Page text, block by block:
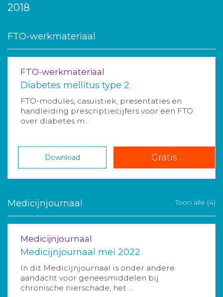
2018
FTO-werkmateriaal
FTO-werkmateriaal
Diabetes mellitus type 2
FTO-modules, casuïstiek, presentaties en
handleiding prescriptiecijfers voor een FTO
over diabetes m...
Download Gratis
Medicijnjournaal Toon alle (4)
Medicijnjournaal
Medicijnjournaal mei 2022
In dit Medicijnjournaal is onder andere
aandacht voor geneesmiddelen bij
chronische nierschade, het ...